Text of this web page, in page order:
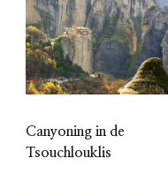
Canyoning in de
Tsouchlouklis